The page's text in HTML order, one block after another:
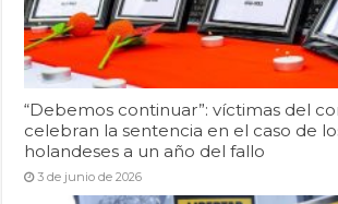
“Debemos continuar”: víctimas del
celebran la sentencia en el caso de
holandeses a un año del fallo
3 de junio de 2026